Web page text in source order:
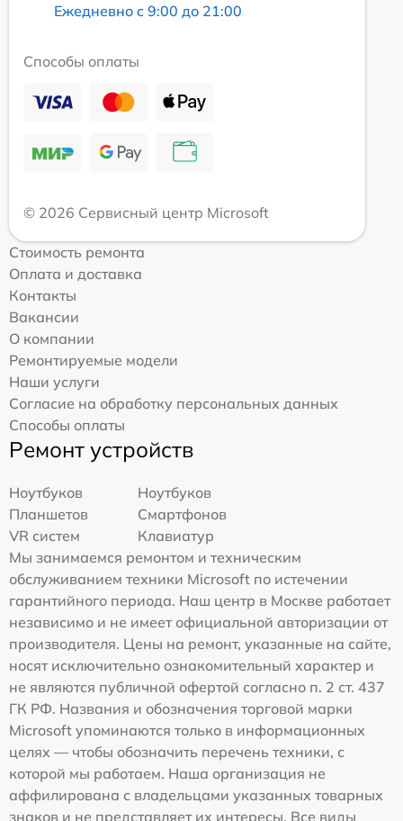
Ежедневно с 9:00 до 21:00
Способы оплаты
© 2026 Сервисный центр Microsoft
Стоимость ремонта
Оплата и доставка
Контакты
Вакансии
О компании
Ремонтируемые модели
Наши услуги
Согласие на обработку персональных данных
Способы оплаты
Ремонт устройств
Ноутбуков
Ноутбуков
Планшетов
Смартфонов
VR систем
Клавиатур
Мы занимаемся ремонтом и техническим
обслуживанием техники Microsoft по истечении
гарантийного периода. Наш центр в Москве работает
независимо и не имеет официальной авторизации от
производителя. Цены на ремонт, указанные на сайте,
носят исключительно ознакомительный характер и
не являются публичной офертой согласно п. 2 ст. 437
ГК РФ. Названия и обозначения торговой марки
Microsoft упоминаются только в информационных
целях — чтобы обозначить перечень техники, с
которой мы работаем. Наша организация не
аффилирована с владельцами указанных товарных
знаков и не представляет их интересы. Все виды